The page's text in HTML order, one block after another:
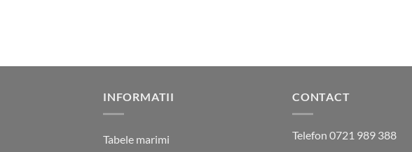
INFORMATII
Tabele marimi
CONTACT
Telefon 0721 989 388